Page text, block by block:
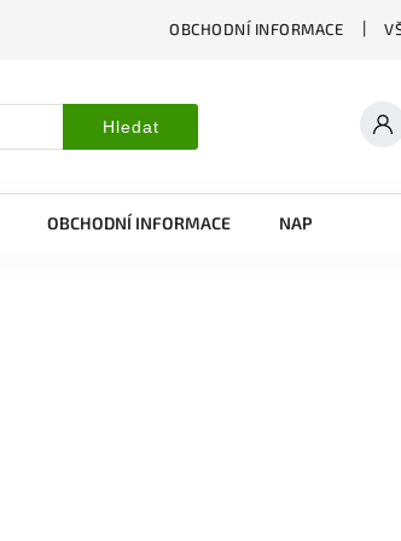
OBCHODNÍ INFORMACE
Hledat
OBCHODNÍ INFORMACE NAPIŠTE NÁM